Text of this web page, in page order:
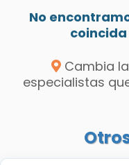
No
Cambia
especialistas